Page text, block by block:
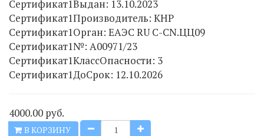
Сертификат1Выдан: 13.10.2023
Сертификат1Производитель: КНР
Сертификат1Орган: ЕАЭС RU C-CN.ЦЦ09
Сертификат1№: А00971/23
Сертификат1КлассОпасности: 3
Сертификат1ДоСрок: 12.10.2026
4000.00 руб.
В КОРЗИНУ